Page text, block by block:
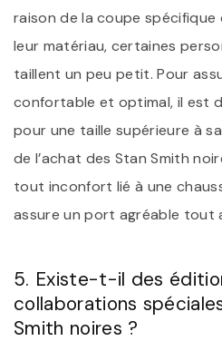
raison de la coupe
leur matériau, certaines
taillent un peu petit. Pour
confortable et optimal, il est
pour une taille supérieure à
de l’achat des Stan Smith
tout inconfort lié à une
assure un port agréable tout
5. Existe-t-il des
collaborations
Smith noires ?